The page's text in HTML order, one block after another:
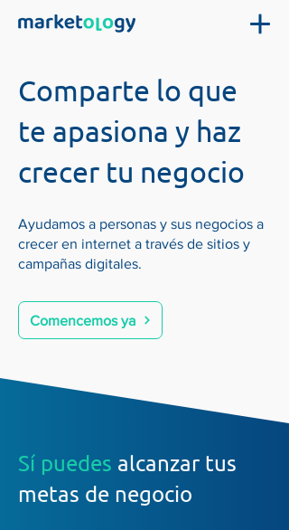
Comparte lo que
te apasiona y haz
crecer tu negocio
Ayudamos a personas y sus negocios a
crecer en internet a través de sitios y
campañas digitales.
Comencemos ya
Sí puedes alcanzar tus
metas de negocio